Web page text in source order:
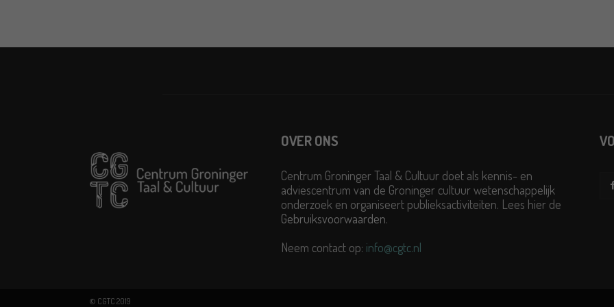
OVER ONS
Centrum Groninger Taal & Cultuur doet als kennis- en
adviescentrum van de Groninger cultuur wetenschappelijk
onderzoek en organiseert publieksactiviteiten. Lees hier de
Gebruiksvoorwaarden.
Neem contact op: info@cgtc.nl
© CGTC 2019